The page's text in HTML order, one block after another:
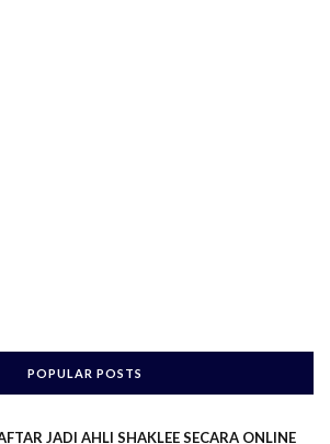
POPULAR POSTS
JADI AHLI SHAKLEE SECARA ONLINE